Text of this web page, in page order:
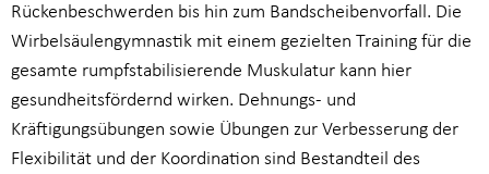
Rückenbeschwerden bis hin zum Bandscheibenvorfall. Die
Wirbelsäulengymnastik mit einem gezielten Training für die
gesamte rumpfstabilisierende Muskulatur kann hier
gesundheitsfördernd wirken. Dehnungs- und
Kräftigungsübungen sowie Übungen zur Verbesserung der
Flexibilität und der Koordination sind Bestandteil des